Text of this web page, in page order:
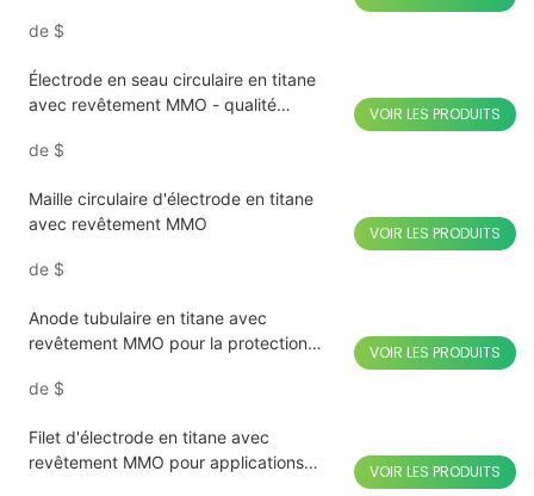
de $
Électrode en seau circulaire en titane
avec revêtement MMO - qualité
de $
VOIR LES PRODUITS
Maille circulaire d'électrode en titane
avec revêtement MMO
de $
VOIR LES PRODUITS
Anode tubulaire en titane avec
revêtement MMO pour la protection
de $
VOIR LES PRODUITS
Filet d'électrode en titane avec
revêtement MMO pour applications
VOIR LES PRODUITS